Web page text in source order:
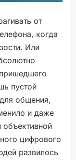
от
когда
Или
пустой
общения,
и даже
объективной
цифрового
развилось